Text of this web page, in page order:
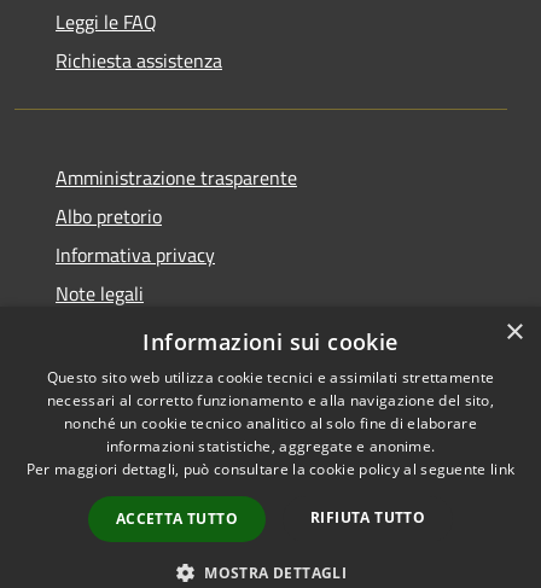
Leggi le FAQ
Richiesta assistenza
Amministrazione trasparente
Albo pretorio
Informativa privacy
Note legali
Dichiarazione di accessibilità
Accessibilità
Copyright © 2026 • Comune di
Castel d'Ario • Powered by
Municipium•
×
Informazioni sui cookie
Questo sito web utilizza cookie tecnici e assimilati strettamente
necessari al corretto funzionamento e alla navigazione del sito,
nonché un cookie tecnico analitico al solo fine di elaborare
informazioni statistiche, aggregate e anonime.
Per maggiori dettagli, può consultare la cookie policy al seguente link
ACCETTA TUTTO RIFIUTA TUTTO
MOSTRA DETTAGLI